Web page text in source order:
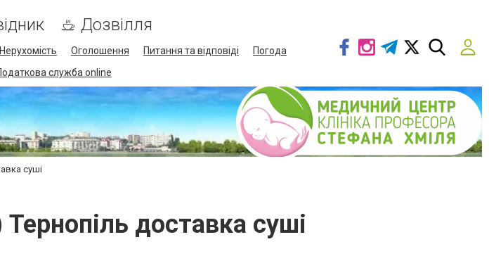
Дозвілля
Нерухомість Оголошення Питання та відповіді
Погода
служба online
суші
доставка суші